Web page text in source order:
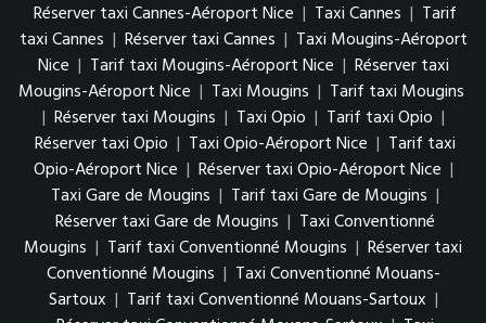
Réserver taxi Cannes-Aéroport Nice | Taxi Cannes | Tarif
taxi Cannes | Réserver taxi Cannes | Taxi Mougins-Aéroport
Nice | Tarif taxi Mougins-Aéroport Nice | Réserver taxi
Mougins-Aéroport Nice | Taxi Mougins | Tarif taxi Mougins
| Réserver taxi Mougins | Taxi Opio | Tarif taxi Opio |
Réserver taxi Opio | Taxi Opio-Aéroport Nice | Tarif taxi
Opio-Aéroport Nice | Réserver taxi Opio-Aéroport Nice |
Taxi Gare de Mougins | Tarif taxi Gare de Mougins |
Réserver taxi Gare de Mougins | Taxi Conventionné
Mougins | Tarif taxi Conventionné Mougins | Réserver taxi
Conventionné Mougins | Taxi Conventionné Mouans-
Sartoux | Tarif taxi Conventionné Mouans-Sartoux |